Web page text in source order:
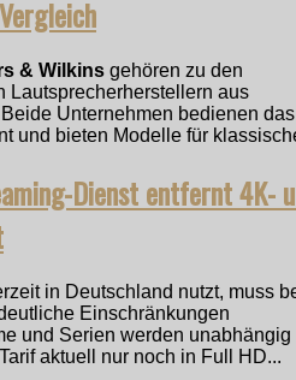
& Wilkins gehören zu den
Lautsprecherherstellern aus
Unternehmen bedienen das
und bieten Modelle für
Dienst entfernt 4K-
in Deutschland nutzt, muss
Einschränkungen
und Serien werden unabhängig
aktuell nur noch in Full HD...